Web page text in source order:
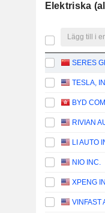
Elektriska
Lägg till i
SERES
TESLA,
BYD
RIVIAN
LI AUTO
NIO INC.
XPENG
VINFAST